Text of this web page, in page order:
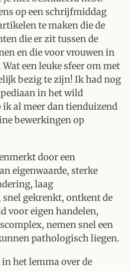
op een schrijfmiddag
te maken die de
die er zit tussen de
en die voor vrouwen in
een leuke sfeer om met
bezig te zijn! Ik had nog
in het wild
al meer dan tienduizend
bewerkingen op
door een
eigenwaarde, sterke
laag
gekrenkt, ontkent de
voor eigen handelen,
nemen snel een
pathologisch liegen.
het lemma over de